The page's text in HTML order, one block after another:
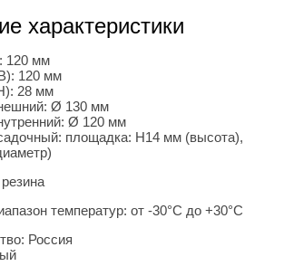
характеристики
120 мм
120 мм
28 мм
Ø 130 мм
Ø 120 мм
площадка: H14 мм (высота),
резина
температур: от -30°С до +30°С
Россия